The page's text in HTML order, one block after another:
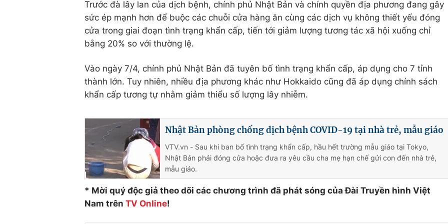
Trước đà lây lan của dịch bệnh, chính phủ Nhật Bản và chính quyền địa phương đang gây
sức ép mạnh hơn để buộc các chuỗi cửa hàng ăn cùng các dịch vụ không thiết yếu đóng
cửa trong giai đoạn tình trạng khẩn cấp, tiến tới giảm lượng tương tác xã hội xuống chỉ
bằng 20% so với thường lệ.
Vào ngày 7/4, chính phủ Nhật Bản đã tuyên bố tình trạng khẩn cấp, áp dụng cho 7 tỉnh
thành lớn. Tuy nhiên, nhiều địa phương khác như Hokkaido cũng đã áp dụng chính sách
khẩn cấp tương tự nhằm giảm thiểu số lượng lây nhiễm.
Nhật Bản phòng chống dịch bệnh COVID-19 tại nhà trẻ, mẫu giáo
VTV.vn - Sau khi ban bố tình trạng khẩn cấp, hầu hết trường mẫu giáo tại Tokyo,
Nhật Bản phải đóng cửa hoặc đưa ra yêu cầu cha mẹ hạn chế gửi con đến nhà trẻ,
mẫu giáo.
* Mời quý độc giả theo dõi các chương trình đã phát sóng của Đài Truyền hình Việt
Nam trên TV Online!